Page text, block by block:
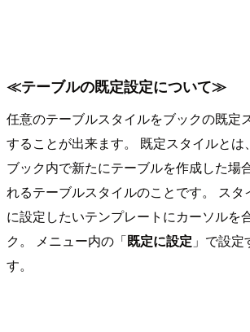
≪テーブルの既定設定について≫
任意のテーブルスタイルをブックの既定
することが出来ます。 既定スタイルとは
ブック内で新たにテーブルを作成した場
れるテーブルスタイルのことです。 スタ
に設定したいテンプレートにカーソルを
ク。 メニュー内の「既定に設定 」で設
す。